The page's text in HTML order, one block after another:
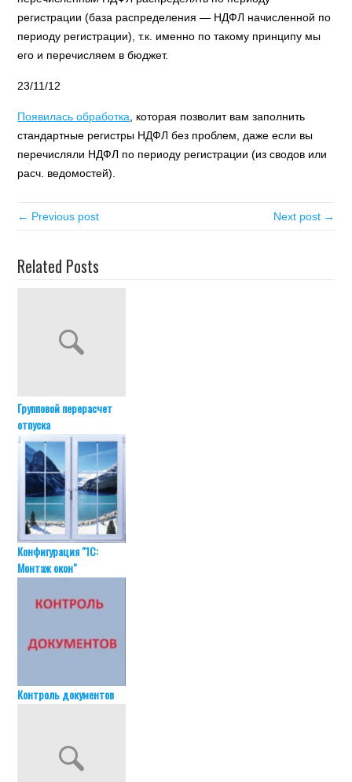
регистрации (база распределения — НДФЛ начисленной по
периоду регистрации), т.к. именно по такому принципу мы
его и перечисляем в бюджет.
23/11/12
Появилась обработка , которая позволит вам заполнить
стандартные регистры НДФЛ без проблем, даже если вы
перечисляли НДФЛ по периоду регистрации (из сводов или
расч. ведомостей).
← Previous post Next post →
Related Posts
Групповой перерасчет
отпуска
Конфигурация "1С:
Монтаж окон"
Контроль документов